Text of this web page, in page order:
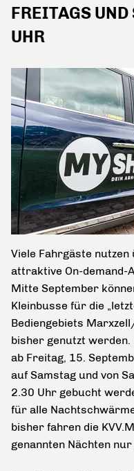
FREITAGS
UHR
Viele Fahrgäste nutzen
attraktive On-demand-
Mitte September
Kleinbusse für die
Bediengebiets
bisher genutzt werden.
ab Freitag, 15.
auf Samstag und von
2.30 Uhr gebucht
für alle
bisher fahren die
genannten Nächten